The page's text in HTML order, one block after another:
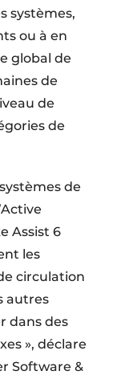
systèmes,
ou à en
global de
de
de
de
de
Assist 6
les
circulation
autres
dans des
», déclare
Software &